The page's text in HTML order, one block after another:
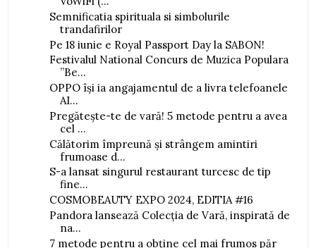
Semnificatia spirituala si simbolurile
trandafirilor
Pe 18 iunie e Royal Passport Day la SABON!
Festivalul National Concurs de Muzica Populara
”Be...
OPPO își ia angajamentul de a livra telefoanele
AI...
Pregătește-te de vară! 5 metode pentru a avea
cel ...
Călătorim împreună și strângem amintiri
frumoase d...
S-a lansat singurul restaurant turcesc de tip
fine...
COSMOBEAUTY EXPO 2024, EDITIA #16
Pandora lansează Colecţia de Vară, inspirată de
na...
7 metode pentru a obține cel mai frumos păr